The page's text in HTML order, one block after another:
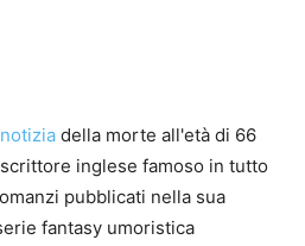
della morte all'età di 66
inglese famoso in tutto
pubblicati nella sua
fantasy umoristica